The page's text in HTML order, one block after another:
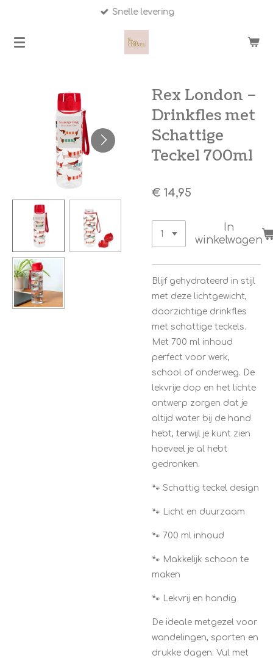
naar
Snelle levering
Rex London –
Drinkfles met
Schattige
Teckel 700ml
€ 14,95
In
winkelwagen
Blijf gehydrateerd in stijl
met deze lichtgewicht,
doorzichtige drinkfles
met schattige teckels.
Met 700 ml inhoud
perfect voor werk,
school of onderweg. De
lekvrije dop en het lichte
ontwerp zorgen dat je
altijd water bij de hand
hebt, terwijl je kunt zien
hoeveel je al hebt
gedronken.
🐾 Schattig teckel design
🐾 Licht en duurzaam
🐾 700 ml inhoud
🐾 Makkelijk schoon te
maken
🐾 Lekvrij en handig
De ideale metgezel voor
wandelingen, sporten en
drukke dagen. Vul met